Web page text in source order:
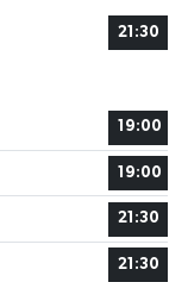
21:30
19:00
19:00
21:30
21:30